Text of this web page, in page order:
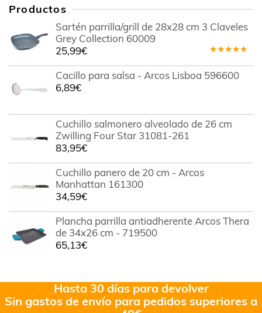
Productos
Sartén parrilla/grill de 28x28 cm 3 Claveles
Grey Collection 60009
en5.00de
5
25,99€
Cacillo para salsa - Arcos Lisboa 596600
6,89€
Cuchillo salmonero alveolado de 26 cm
Zwilling Four Star 31081-261
83,95€
Cuchillo panero de 20 cm - Arcos
Manhattan 161300
34,59€
Plancha parrilla antiadherente Arcos Thera
de 34x26 cm - 719500
65,13€
Hasta 30 días para devolver
Sin gastos de envío para pedidos superiores a